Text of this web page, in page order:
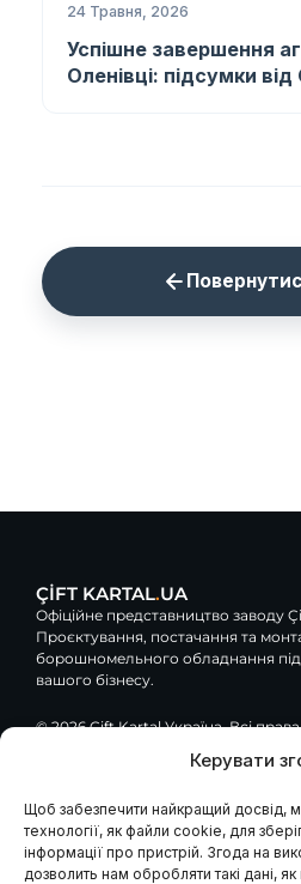
Керувати
Щоб забезпечити найкращий досвід,
технології, як файли cookie, для
інформації про пристрій. Згода на
дозволить нам обробляти такі дані, як
24 Травня, 2026
Успішне завершення
Оленівці: підсумки
ÇİFT KARTAL.UA
Офіційне представництво заводу
Проєктування, постачання та
борошномельного обладнання під
вашого бізнесу.
© 2026 Çift Kartal Україна. Всі
c
e
b
o
o
u
t
u
b
e
o
g
l
e
Навігація
Каталог обладнання